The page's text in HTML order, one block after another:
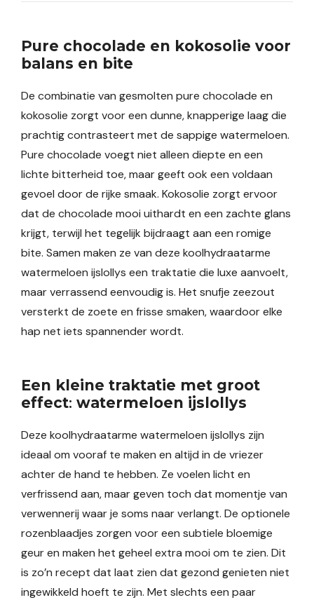
Pure chocolade en kokosolie voor
balans en bite
De combinatie van gesmolten pure chocolade en
kokosolie zorgt voor een dunne, knapperige laag die
prachtig contrasteert met de sappige watermeloen.
Pure chocolade voegt niet alleen diepte en een
lichte bitterheid toe, maar geeft ook een voldaan
gevoel door de rijke smaak. Kokosolie zorgt ervoor
dat de chocolade mooi uithardt en een zachte glans
krijgt, terwijl het tegelijk bijdraagt aan een romige
bite. Samen maken ze van deze koolhydraatarme
watermeloen ijslollys een traktatie die luxe aanvoelt,
maar verrassend eenvoudig is. Het snufje zeezout
versterkt de zoete en frisse smaken, waardoor elke
hap net iets spannender wordt.
Een kleine traktatie met groot
effect: watermeloen ijslollys
Deze koolhydraatarme watermeloen ijslollys zijn
ideaal om vooraf te maken en altijd in de vriezer
achter de hand te hebben. Ze voelen licht en
verfrissend aan, maar geven toch dat momentje van
verwennerij waar je soms naar verlangt. De optionele
rozenblaadjes zorgen voor een subtiele bloemige
geur en maken het geheel extra mooi om te zien. Dit
is zo’n recept dat laat zien dat gezond genieten niet
ingewikkeld hoeft te zijn. Met slechts een paar